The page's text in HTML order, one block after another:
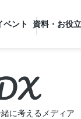
ベント 資料・お役
に考えるメディア